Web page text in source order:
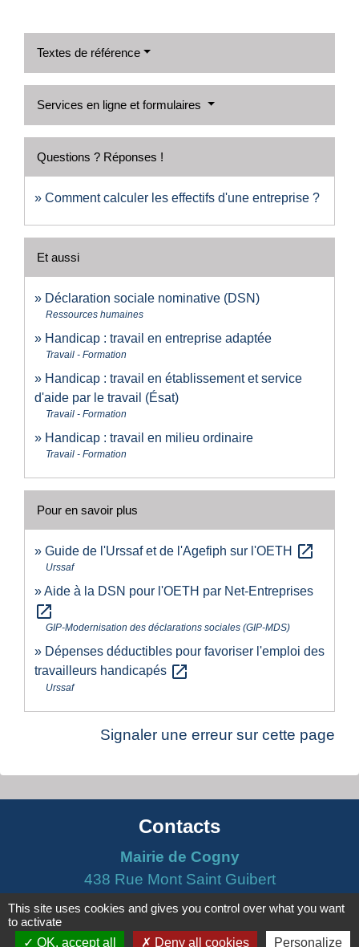
Textes de référence
Services en ligne et formulaires
Questions ? Réponses !
Comment calculer les effectifs d'une entreprise ?
Et aussi
Déclaration sociale nominative (DSN)
Ressources humaines
Handicap : travail en entreprise adaptée
Travail - Formation
Handicap : travail en établissement et service
d'aide par le travail (Ésat)
Travail - Formation
Handicap : travail en milieu ordinaire
Travail - Formation
Pour en savoir plus
Guide de l'Urssaf et de l'Agefiph sur l'OETH open_in_new
Urssaf
Aide à la DSN pour l'OETH par Net-Entreprises
open_in_new
GIP-Modernisation des déclarations sociales (GIP-MDS)
Dépenses déductibles pour favoriser l'emploi des
travailleurs handicapés open_in_new
Urssaf
Signaler une erreur sur cette page
Contacts
Mairie de Cogny
438 Rue Mont Saint Guibert
69640 Cogny - FRANCE
This site uses cookies and gives you control over what you want
to activate
OK, accept all
Deny all cookies Personalize